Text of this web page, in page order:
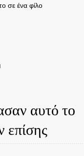
σε ένα φίλο
αυτό το
επίσης